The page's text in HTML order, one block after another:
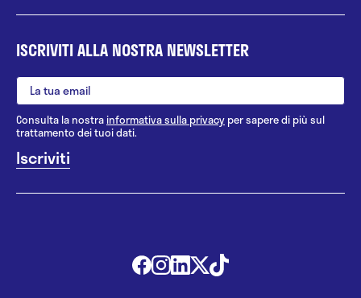
ISCRIVITI ALLA NOSTRA NEWSLETTER
Consulta la nostrainformativa sulla privacy per sapere di più sul
trattamento dei tuoi dati.